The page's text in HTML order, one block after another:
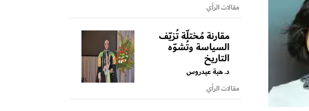
مقالات الرأي
مقارنة مُختلّة تُزيّف
السياسة وتُشوّه
التاريخ
د. هبة عيدروس
مقالات الرأي